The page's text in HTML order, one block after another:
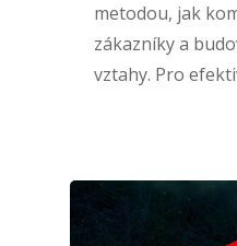
metodou, jak
zákazníky a
vztahy. Pro